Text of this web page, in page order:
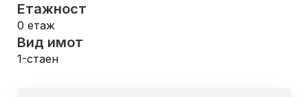
Етажност
0 етаж
Вид имот
1-стаен